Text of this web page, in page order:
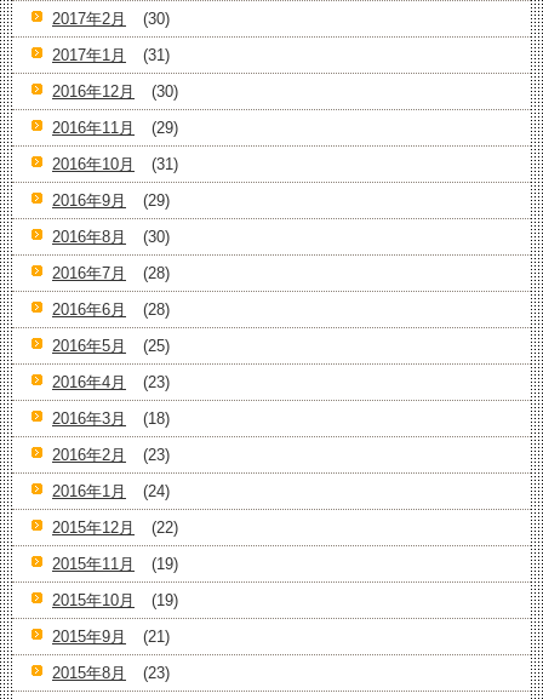
2017年2月
(30)
2017年1月
(31)
2016年12月
(30)
2016年11月
(29)
2016年10月
(31)
2016年9月
(29)
2016年8月
(30)
2016年7月
(28)
2016年6月
(28)
2016年5月
(25)
2016年4月
(23)
2016年3月
(18)
2016年2月
(23)
2016年1月
(24)
2015年12月
(22)
2015年11月
(19)
2015年10月
(19)
2015年9月
(21)
2015年8月
(23)